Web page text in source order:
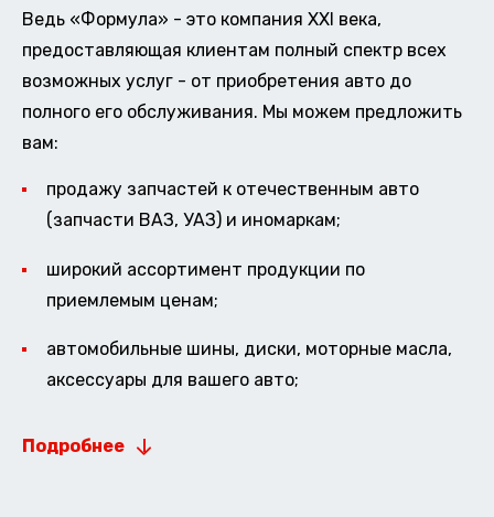
Ведь «Формула» - это компания XXI века,
предоставляющая клиентам полный спектр всех
возможных услуг - от приобретения авто до
полного его обслуживания. Мы можем предложить
вам:
продажу запчастей к отечественным авто
(запчасти ВАЗ, УАЗ) и иномаркам;
широкий ассортимент продукции по
приемлемым ценам;
автомобильные шины, диски, моторные масла,
аксессуары для вашего авто;
Подробнее